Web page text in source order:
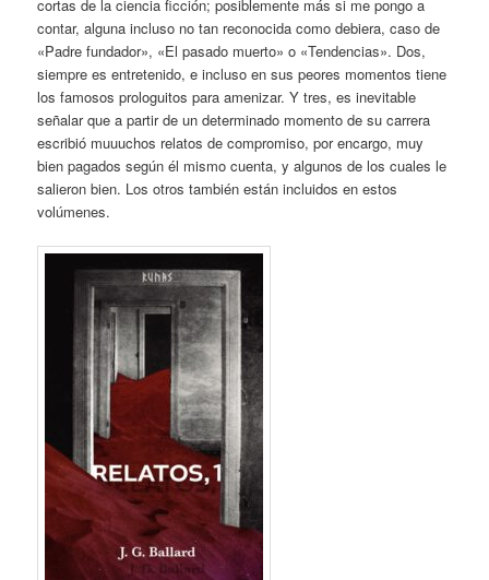
cortas de la ciencia ficción; posiblemente más si me pongo a
contar, alguna incluso no tan reconocida como debiera, caso de
«Padre fundador», «El pasado muerto» o «Tendencias». Dos,
siempre es entretenido, e incluso en sus peores momentos tiene
los famosos prologuitos para amenizar. Y tres, es inevitable
señalar que a partir de un determinado momento de su carrera
escribió muuuchos relatos de compromiso, por encargo, muy
bien pagados según él mismo cuenta, y algunos de los cuales le
salieron bien. Los otros también están incluidos en estos
volúmenes.